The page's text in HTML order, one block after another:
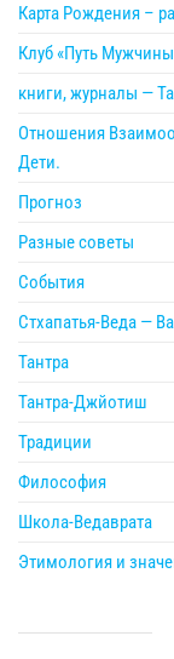
Карта Рождения –
Клуб «Путь
книги, журналы —
Отношения
Дети.
Прогноз
Разные советы
События
Стхапатья-Веда —
Тантра
Тантра-Джйотиш
Традиции
Философия
Школа-Ведаврата
Этимология и